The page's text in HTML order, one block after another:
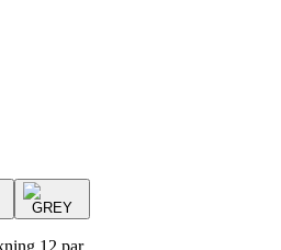
GREY
12 par